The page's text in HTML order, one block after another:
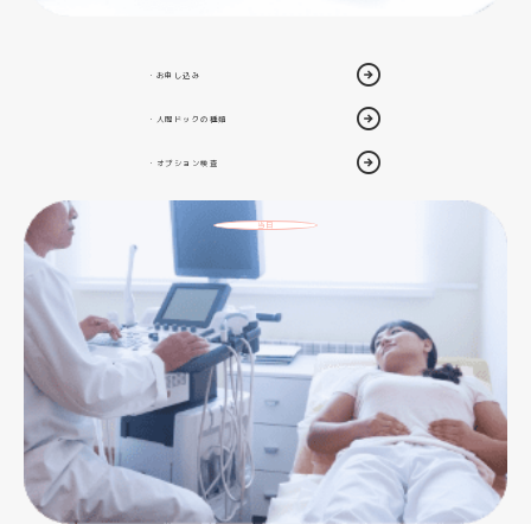
・お申し込み
・人間ドックの種類
・オプション検査
当日